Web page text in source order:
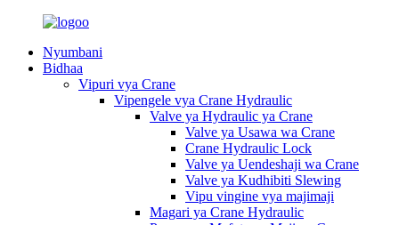
Nyumbani
Bidhaa
Vipuri vya Crane
Vipengele vya Crane Hydraulic
Valve ya Hydraulic ya Crane
Valve ya Usawa wa Crane
Crane Hydraulic Lock
Valve ya Uendeshaji wa Crane
Valve ya Kudhibiti Slewing
Vipu vingine vya majimaji
Magari ya Crane Hydraulic